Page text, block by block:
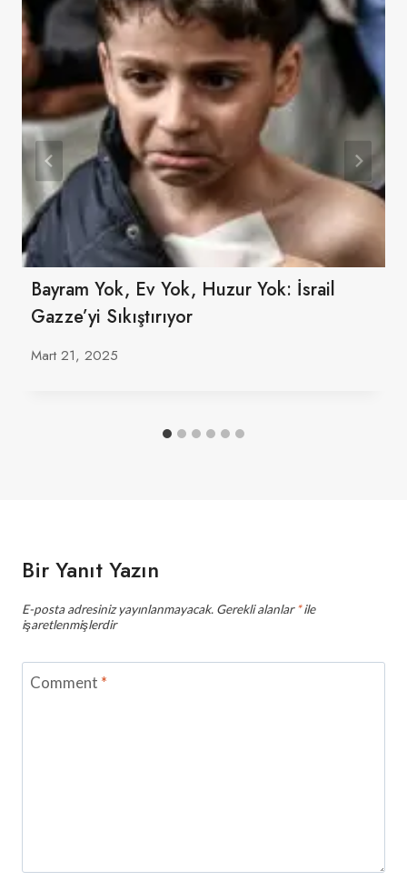
Bayram Yok, Ev Yok, Huzur Yok: İsrail
Gazze’yi Sıkıştırıyor
Mart 21, 2025
Bir Yanıt Yazın
E-posta adresiniz yayınlanmayacak. Gerekli alanlar*ile
işaretlenmişlerdir
Comment *